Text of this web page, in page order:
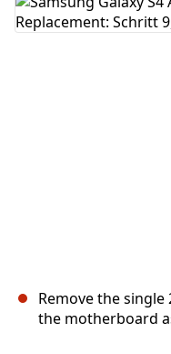
Kommentar
Remove the
the motherboard